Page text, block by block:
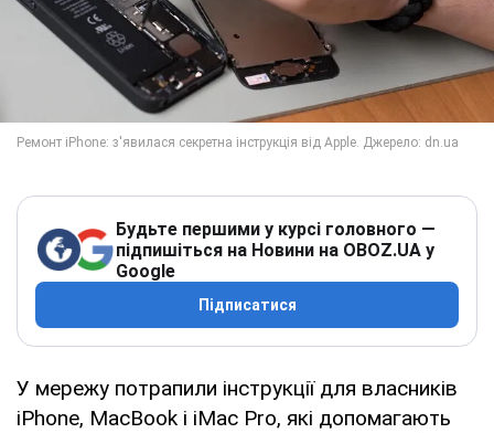
Будьте першими у курсі головного —
підпишіться на Новини на OBOZ.UA у
Google
Підписатися
У мережу потрапили інструкції для власників
iPhone, MacBook і iMac Pro, які допомагають